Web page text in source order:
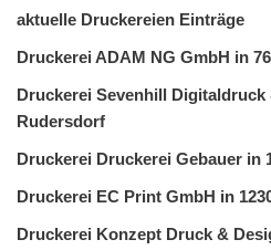
aktuelle Druckereien Einträge
Druckerei ADAM NG GmbH in
Druckerei Sevenhill Digitaldruck
Rudersdorf
Druckerei Druckerei Gebauer in
Druckerei EC Print GmbH in
Druckerei Konzept Druck &